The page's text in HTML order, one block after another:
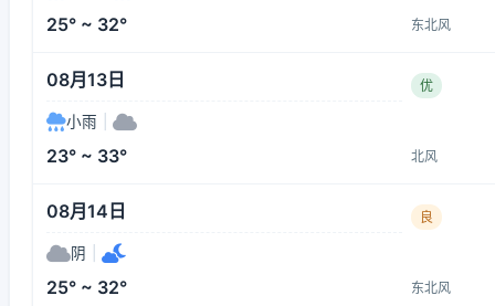
25° ~ 32° 东北风
08月13日 优
小雨
23° ~ 33° 北风
08月14日 良
阴
25° ~ 32° 东北风